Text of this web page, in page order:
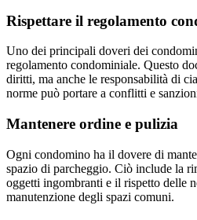
Rispettare il regolamento
Uno dei principali doveri dei
regolamento condominiale. Questo
diritti, ma anche le responsabilità di
norme può portare a conflitti e
Mantenere ordine e pulizia
Ogni condomino ha il dovere di
spazio di parcheggio. Ciò include la
oggetti ingombranti e il rispetto delle
manutenzione degli spazi comuni.